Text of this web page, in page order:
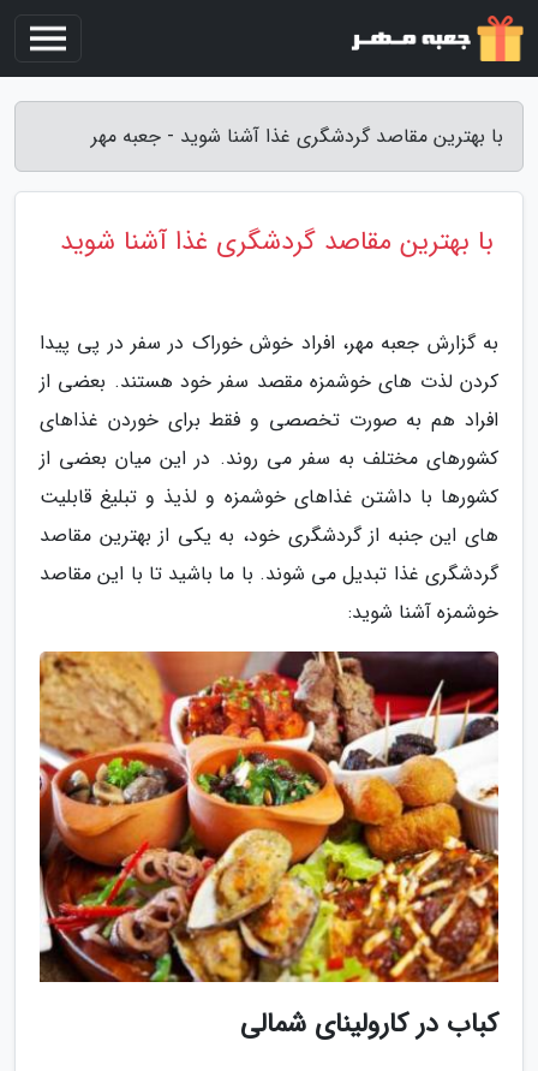
با بهترین مقاصد گردشگری غذا آشنا شوید - جعبه مهر
با بهترین مقاصد گردشگری غذا آشنا شوید
به گزارش جعبه مهر، افراد خوش خوراک در سفر در پی پیدا
کردن لذت های خوشمزه مقصد سفر خود هستند. بعضی از
افراد هم به صورت تخصصی و فقط برای خوردن غذاهای
کشورهای مختلف به سفر می روند. در این میان بعضی از
کشورها با داشتن غذاهای خوشمزه و لذیذ و تبلیغ قابلیت
های این جنبه از گردشگری خود، به یکی از بهترین مقاصد
گردشگری غذا تبدیل می شوند. با ما باشید تا با این مقاصد
خوشمزه آشنا شوید:
کباب در کارولینای شمالی